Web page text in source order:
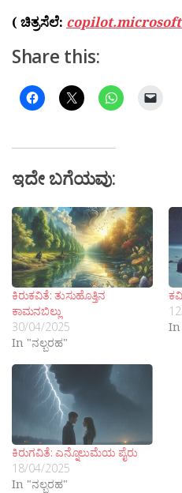
( ಚಿತ್ರಸೆಲೆ:
Share this:
ಇದೇ ಬಗೆಯವು:
ಕಿರುಕವಿತೆ: ತುಸುಹೊತ್ತಿನ
ಕಾಮನಬಿಲ್ಲು
30/04/2025
In "ನಲ್ಬರಹ"
In
ಕಿರುಗವಿತೆ: ಎನ್ನೊಲುಮೆಯ ಪೈರು
18/04/2025
In "ನಲ್ಬರಹ"